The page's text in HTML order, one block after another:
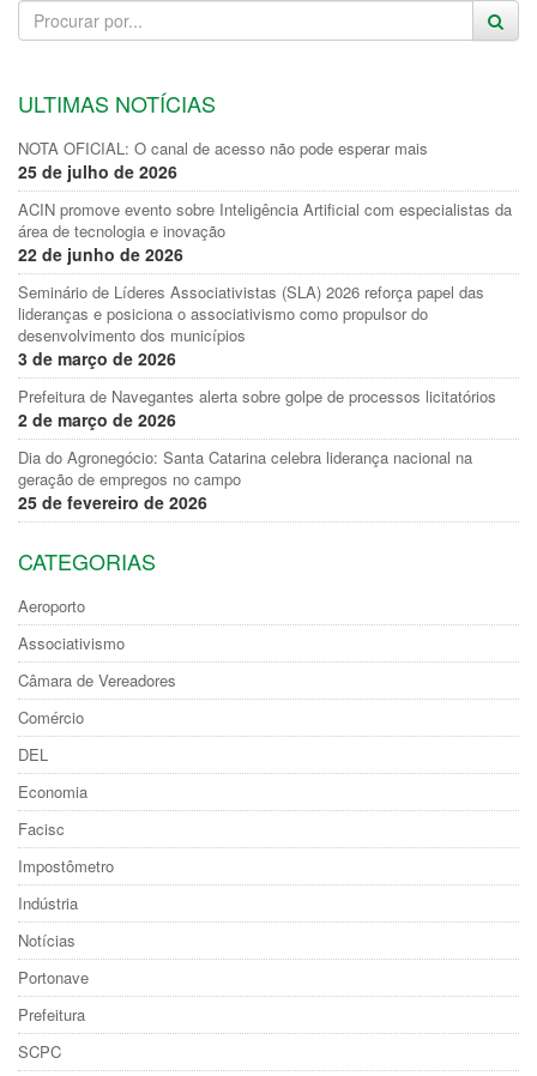
ULTIMAS NOTÍCIAS
NOTA OFICIAL: O canal de acesso não pode esperar mais
25 de julho de 2026
ACIN promove evento sobre Inteligência Artificial com especialistas da
área de tecnologia e inovação
22 de junho de 2026
Seminário de Líderes Associativistas (SLA) 2026 reforça papel das
lideranças e posiciona o associativismo como propulsor do
desenvolvimento dos municípios
3 de março de 2026
Prefeitura de Navegantes alerta sobre golpe de processos licitatórios
2 de março de 2026
Dia do Agronegócio: Santa Catarina celebra liderança nacional na
geração de empregos no campo
25 de fevereiro de 2026
CATEGORIAS
Aeroporto
Associativismo
Câmara de Vereadores
Comércio
DEL
Economia
Facisc
Impostômetro
Indústria
Notícias
Portonave
Prefeitura
SCPC